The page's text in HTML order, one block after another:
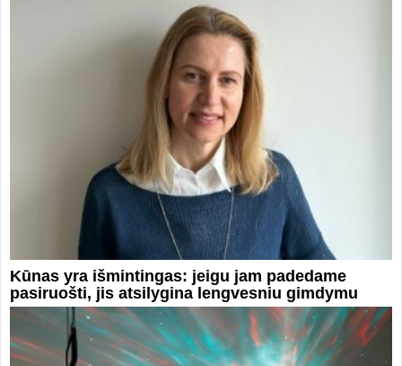
Kūnas yra išmintingas: jeigu jam padedame
pasiruošti, jis atsilygina lengvesniu gimdymu